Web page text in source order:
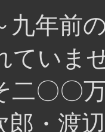
九年前
ていま
〇〇
郎・渡